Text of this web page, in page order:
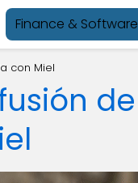
Finance & Software
con Miel
de